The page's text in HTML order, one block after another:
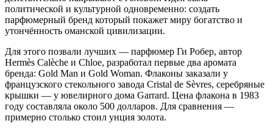
политической и культурной одновременно: создать
парфюмерный бренд который покажет миру богатство и
утончённость оманской цивилизации.
Для этого позвали лучших — парфюмер Ги Робер, автор
Hermès Calèche и Chloe, разработал первые два аромата
бренда: Gold Man и Gold Woman. Флаконы заказали у
французского стекольного завода Cristal de Sèvres, серебряные
крышки — у ювелирного дома Garrard. Цена флакона в 1983
году составляла около 500 долларов. Для сравнения —
примерно столько стоил унция золота.